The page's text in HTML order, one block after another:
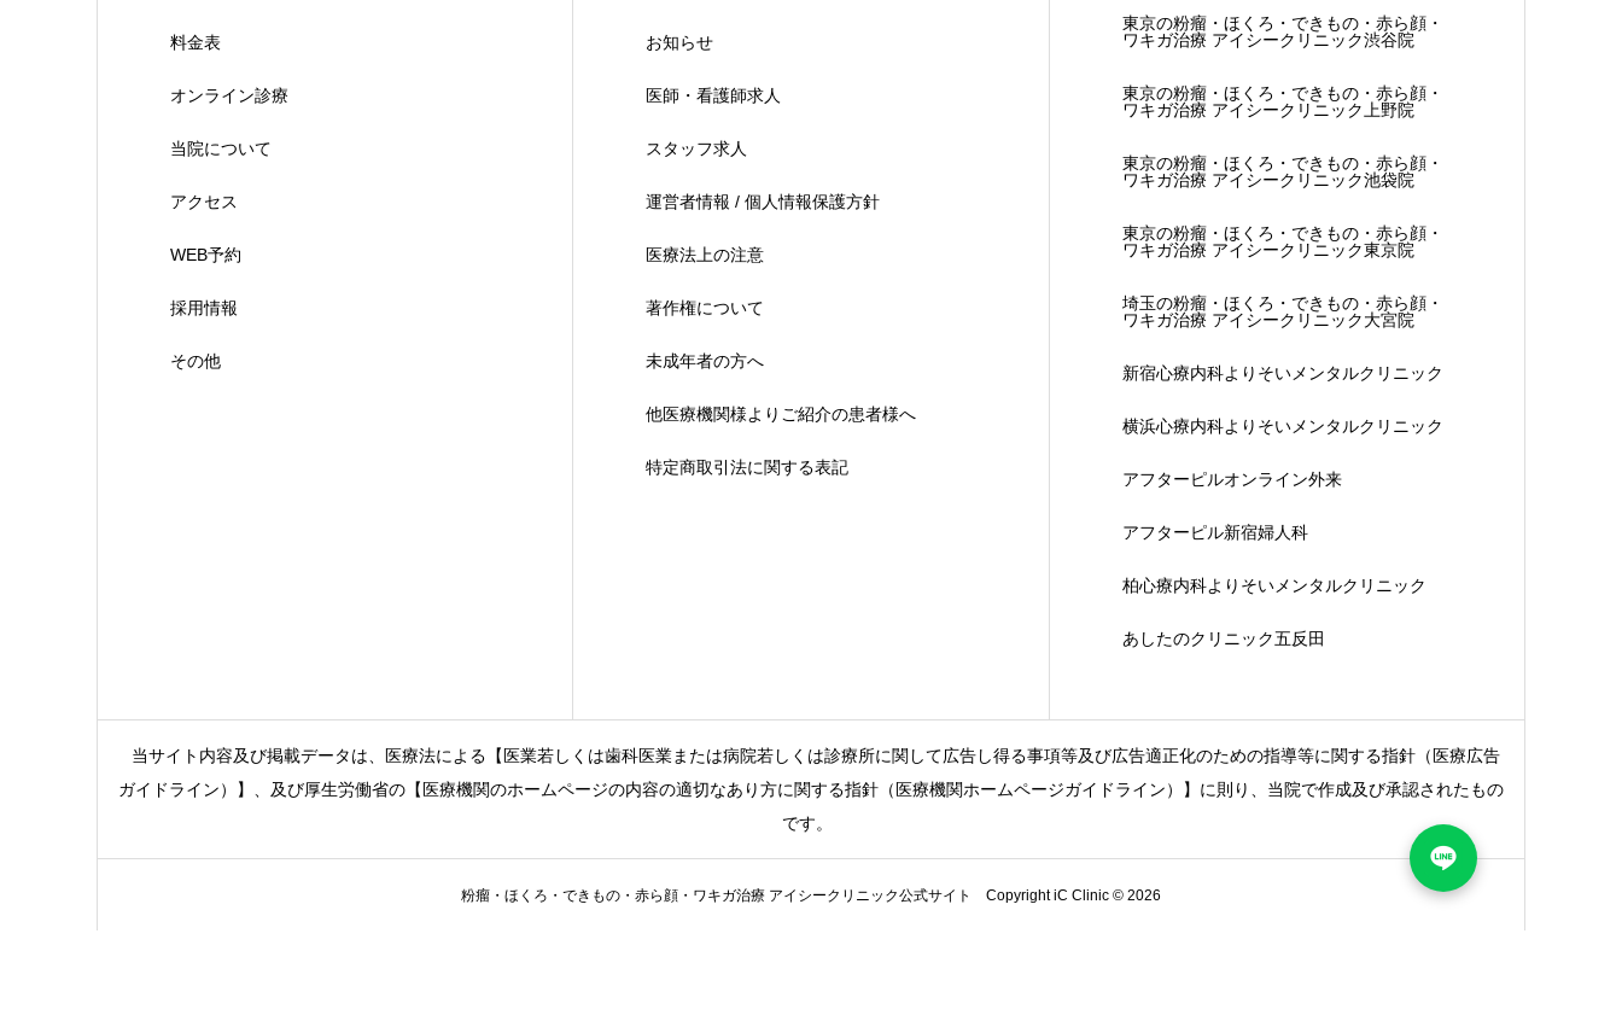
料金表
オンライン診療
当院について
アクセス
WEB予約
採用情報
その他
お知らせ
医師・看護師求人
スタッフ求人
運営者情報 / 個人情報保護方針
医療法上の注意
著作権について
未成年者の方へ
他医療機関様よりご紹介の患者様へ
特定商取引法に関する表記
東京の粉瘤・ほくろ・できもの・赤ら顔・
ワキガ治療 アイシークリニック渋谷院
東京の粉瘤・ほくろ・できもの・赤ら顔・
ワキガ治療 アイシークリニック上野院
東京の粉瘤・ほくろ・できもの・赤ら顔・
ワキガ治療 アイシークリニック池袋院
東京の粉瘤・ほくろ・できもの・赤ら顔・
ワキガ治療 アイシークリニック東京院
埼玉の粉瘤・ほくろ・できもの・赤ら顔・
ワキガ治療 アイシークリニック大宮院
新宿心療内科よりそいメンタルクリニック
横浜心療内科よりそいメンタルクリニック
アフターピルオンライン外来
アフターピル新宿婦人科
柏心療内科よりそいメンタルクリニック
あしたのクリニック五反田
当サイト内容及び掲載データは、医療法による【医業若しくは歯科医業または病院若しくは診療所に関して広告し得る事項等及び広告適正化のための指導等に関する指針（医療広告
ガイドライン）】、及び厚生労働省の【医療機関のホームページの内容の適切なあり方に関する指針（医療機関ホームページガイドライン）】に則り、当院で作成及び承認されたもの
です。
粉瘤・ほくろ・できもの・赤ら顔・ワキガ治療 アイシークリニック公式サイト Copyright iC Clinic © 2026